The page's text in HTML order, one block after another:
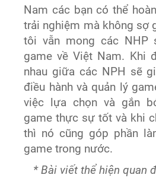
Nam các bạn có thể
trải nghiệm mà không sợ
tôi vẫn mong các NHP
game về Việt Nam. Khi
nhau giữa các NPH sẽ
điều hành và quản lý
việc lựa chọn và gắn
game thực sự tốt và khi
thì nó cũng góp phần
game trong nước.
* Bài viết thể hiện quan